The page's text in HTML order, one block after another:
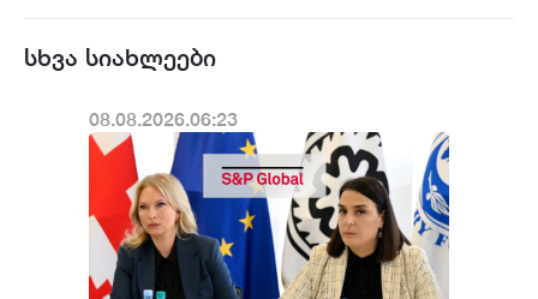
სხვა სიახლეები
08.08.2026.06:23